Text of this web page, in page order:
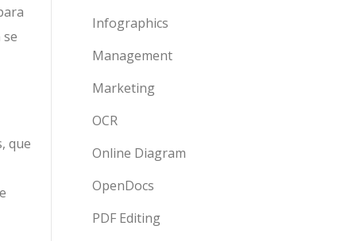
que
Infographics
Management
Marketing
OCR
Online Diagram
OpenDocs
PDF Editing